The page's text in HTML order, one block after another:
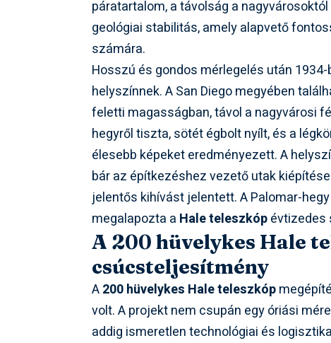
páratartalom, a távolság a
geológiai stabilitás, amely alapvető
számára.
Hosszú és gondos mérlegelés után 1934-
helyszínnek. A San Diego megyében
feletti magasságban, távol a nagyvárosi
hegyről tiszta, sötét égbolt nyílt, és a
élesebb képeket eredményezett. A
bár az építkezéshez vezető utak
jelentős kihívást jelentett. A Palomar-
megalapozta a Hale teleszkópévtizedes
A 200 hüvelykes Hale
csúcsteljesítmény
A200 hüvelykes Hale teleszkóp
volt. A projekt nem csupán egy óriási
addig ismeretlen technológiai és